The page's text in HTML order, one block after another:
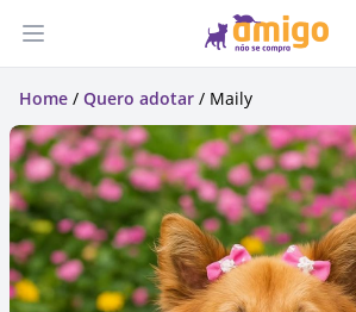
Abrir menu
Home / Quero adotar / Maily